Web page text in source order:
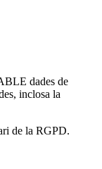
dades de
inclosa la
de la RGPD.